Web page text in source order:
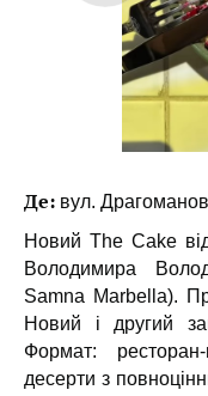
Де: вул.
Новий The Cake
Володимира
Samna Marbella).
Новий і другий
Формат:
десерти з